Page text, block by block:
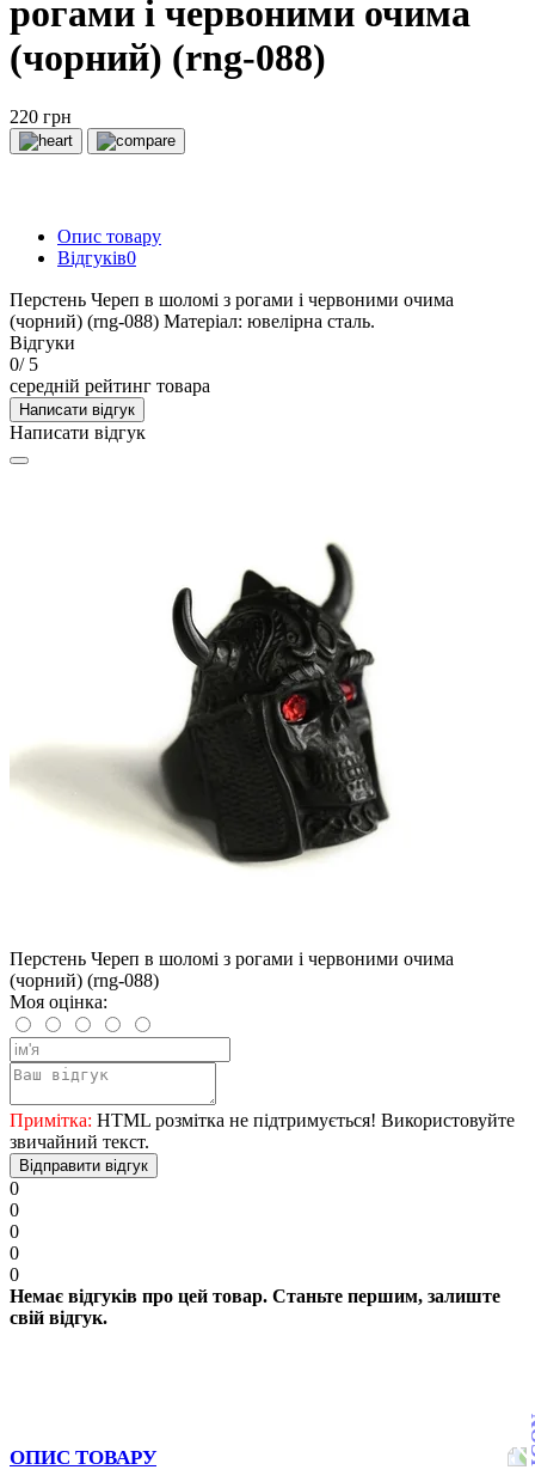
рогами і червоними очима
(чорний) (rng-088)
220 грн
Опис товару
Відгуків0
Перстень Череп в шоломі з рогами і червоними очима
(чорний) (rng-088) Матеріал: ювелірна сталь.
Відгуки
0/ 5
середній рейтинг товара
Написати відгук
Написати відгук
Перстень Череп в шоломі з рогами і червоними очима
(чорний) (rng-088)
Моя оцінка:
Примітка: HTML розмітка не підтримується! Використовуйте
звичайний текст.
Відправити відгук
0
0
0
0
0
Немає відгуків про цей товар. Станьте першим, залиште
свій відгук.
ОПИС ТОВАРУ